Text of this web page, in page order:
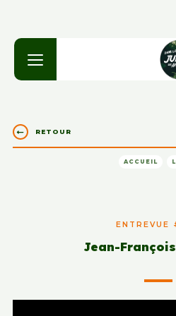
RETOUR
ACCUEIL
ENTREVUE
Jean-